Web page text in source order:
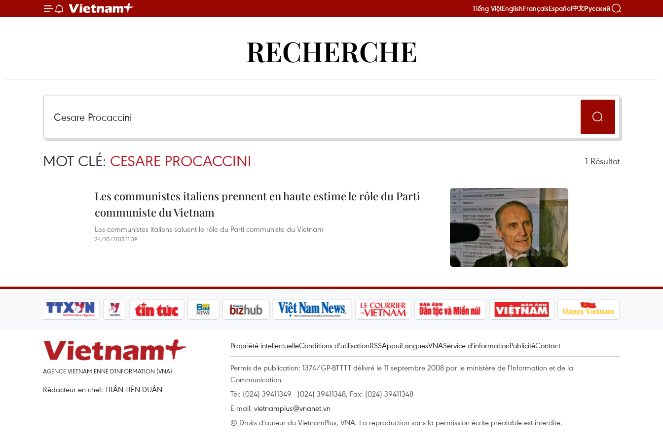
Tiếng ViệtEnglishFrançaisEspañol中文Русский
RECHERCHE
MOT CLÉ: CESARE PROCACCINI 1 Résultat
Les communistes italiens prennent en haute estime le rôle du Parti
communiste du Vietnam
Les communistes italiens saluent le rôle du Parti communiste du Vietnam
24/10/2015 11:39
AGENCE VIETNAMIENNE D'INFORMATION (VNA)
Rédacteur en chef: TRÂN TIÊN DUÂN
Propriété intellectuelleConditions d'utilisationRSSAppuiLanguesVNAService d'informationPublicitéContact
Permis de publication: 1374/GP-BTTTT délivré le 11 septembre 2008 par le ministère de l'Information et de la
Communication.
Tél: (024) 39411349 - (024) 39411348, Fax: (024) 39411348
E-mail: vietnamplus@vnanet.vn
© Droits d'auteur du VietnamPlus, VNA. La reproduction sans la permission écrite préalable est interdite.